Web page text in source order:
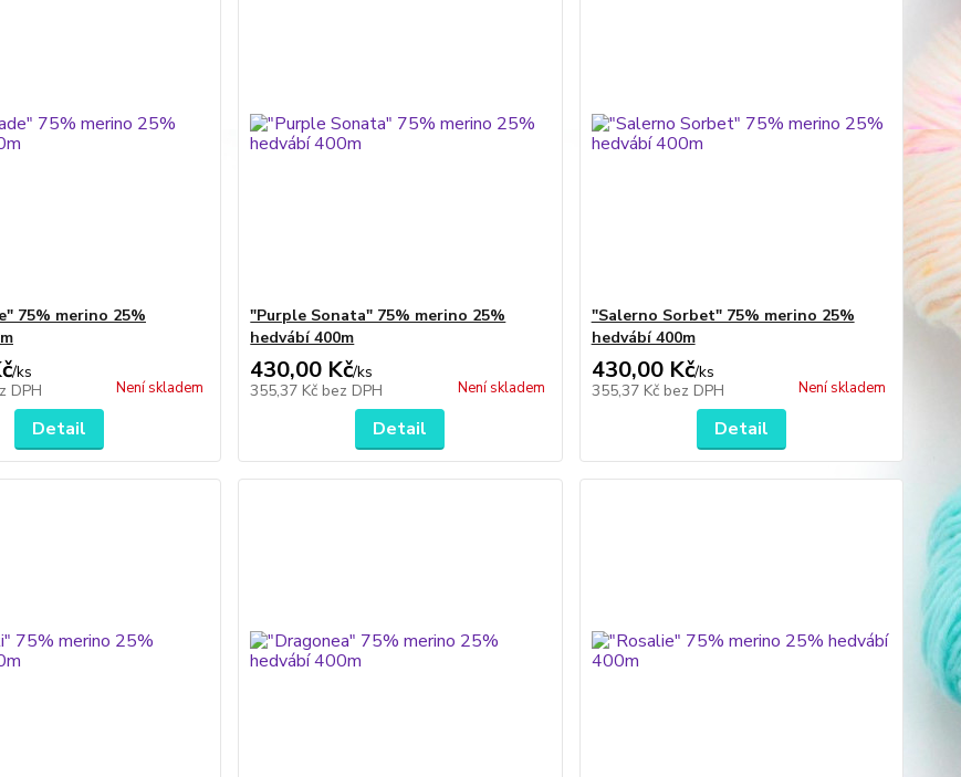
75% merino 25%
/ks
DPH Není skladem
Detail
"Purple Sonata" 75% merino 25%
hedvábí 400m
430,00 Kč/ks
355,37 Kč bez DPH Není skladem
Detail
"Salerno Sorbet" 75% merino 25%
hedvábí 400m
430,00 Kč/ks
355,37 Kč bez DPH Není skladem
Detail